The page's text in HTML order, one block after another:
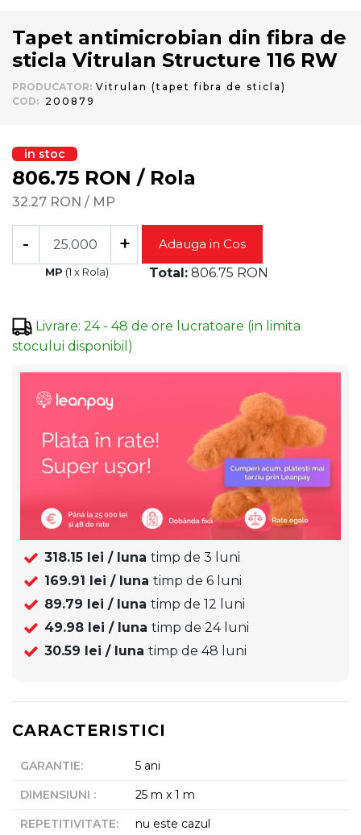
Tapet antimicrobian din fibra de
sticla Vitrulan Structure 116 RW
PRODUCATOR: Vitrulan (tapet fibra de sticla)
COD: 200879
in stoc
806.75 RON / Rola
32.27 RON / MP
- +
MP (1 x Rola)
Adauga in Cos
Total: 806.75 RON
Livrare: 24 - 48 de ore lucratoare (in limita
stocului disponibil)
318.15 lei / luna timp de 3 luni
169.91
lei / luna timp de 6 luni
89.79 lei / luna timp de 12 luni
49.98 lei / luna timp de 24luni
30.59 lei / luna timp de 48 luni
CARACTERISTICI
GARANTIE:
5 ani
DIMENSIUNI :
25 m x 1 m
REPETITIVITATE: nu este cazul